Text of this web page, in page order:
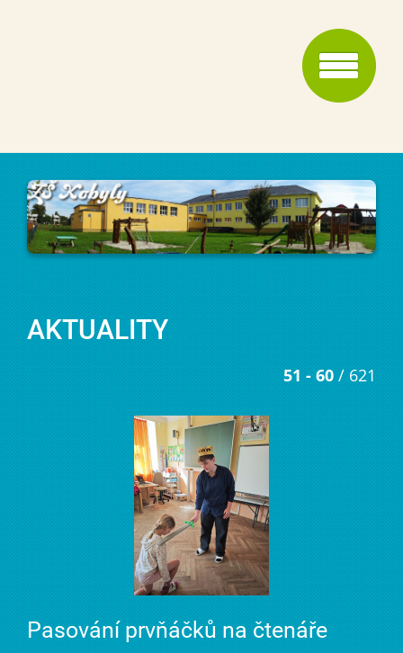
AKTUALITY
51 - 60 / 621
Pasování prvňáčků na čtenáře